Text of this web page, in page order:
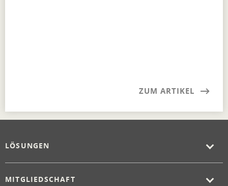
ZUM ARTIKEL
LÖSUNGEN
MITGLIEDSCHAFT